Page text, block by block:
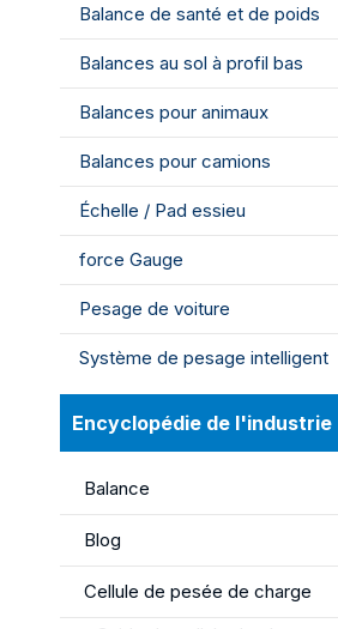
Balance de santé et de poids
Balances au sol à profil bas
Balances pour animaux
Balances pour camions
Échelle / Pad essieu
force Gauge
Pesage de voiture
Système de pesage intelligent
Encyclopédie de l'industrie
Balance
Blog
Cellule de pesée de charge